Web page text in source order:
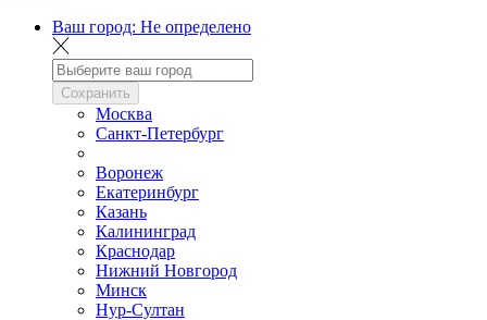
Ваш город: Не определено
Сохранить
Москва
Санкт-Петербург
Воронеж
Екатеринбург
Казань
Калининград
Краснодар
Нижний Новгород
Минск
Нур-Султан